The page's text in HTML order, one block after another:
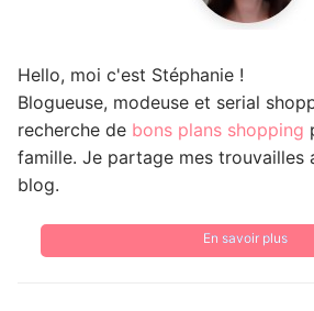
Hello, moi c'est Stéphanie !
Blogueuse, modeuse et serial
recherche de bons plans shopping
famille. Je partage mes trouvailles
blog.
En savoir plus